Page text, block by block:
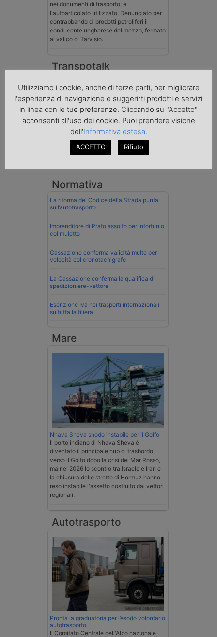
nei documenti di trasporto, e
l'autoarticolato utilizzato. Denunciato per
contrabbando di prodotti petroliferi il
conducente ungherese del mezzo, fermato
al valico di Tarvisio.
Transpotalk
Normativa
La riforma del Codice della Strada punta
sull’autotrasporto
Imprenditore di Prato assolto per infortunio
col muletto
Cassazione conferma validità multe per
velocità col cronotachigrafo
La Cassazione conferma la qualifica di
spedizioniere-vettore
Esenzione Iva nei trasporti internazionali
su tutta la filiera
Mare
Nhava Sheva snodo instabile per il Golfo
Il porto indiano di Nhava Sheva è
diventato il principale hub di trasbordo
verso il Golfo dopo la crisi del Mar Rosso,
ma nel 2026 lo scontro tra Israele e Iran e
la chiusura dello stretto di Hormuz hanno
reso instabile l'assetto costruito dai vettori
regionali.
Autotrasporto
Pronta la graduatoria per l’esodo volontario
autotrasporto
Il Comitato Centrale dell'Albo nazionale
Utilizziamo i cookie, anche di terze parti, per migliorare
l'esperienza di navigazione e suggerirti prodotti e servizi
in linea con le tue preferenze. Cliccando su "Accetto"
acconsenti all'uso dei cookie. Puoi prendere visione
dell'Informativa estesa.
ACCETTO Rifiuto